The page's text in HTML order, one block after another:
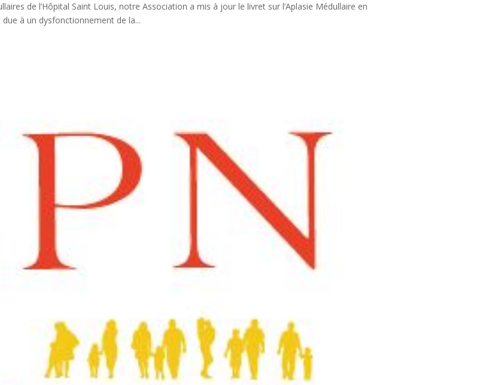
de l’Hôpital Saint Louis, notre Association a mis à jour le livret sur l’Aplasie Médullaire en
à un dysfonctionnement de la...